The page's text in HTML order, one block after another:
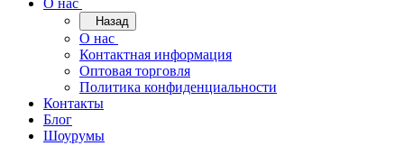
О нас
Назад
О нас
Контактная информация
Оптовая торговля
Политика конфиденциальности
Контакты
Блог
Шоурумы